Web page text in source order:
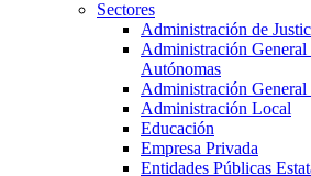
Sectores
Administración de
Administración General
Autónomas
Administración General
Administración Local
Educación
Empresa Privada
Entidades Públicas